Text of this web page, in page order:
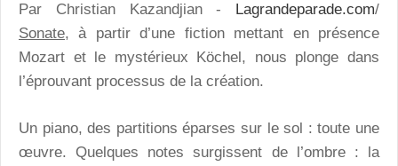
Par Christian Kazandjian - Lagrandeparade.com/
Sonate, à partir d’une fiction mettant en présence
Mozart et le mystérieux Köchel, nous plonge dans
l’éprouvant processus de la création.
Un piano, des partitions éparses sur le sol : toute une
œuvre. Quelques notes surgissent de l’ombre : la